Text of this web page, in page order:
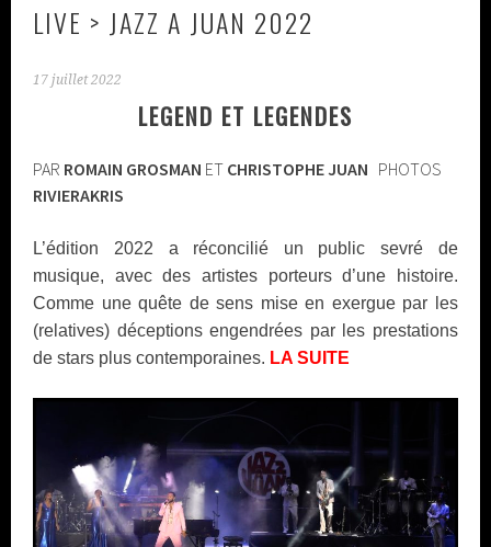
LIVE > JAZZ A JUAN 2022
17 juillet 2022
LEGEND ET LEGENDES
PAR ROMAIN GROSMAN ET CHRISTOPHE JUAN PHOTOS
RIVIERAKRIS
L’édition 2022 a réconcilié un public sevré de
musique, avec des artistes porteurs d’une histoire.
Comme une quête de sens mise en exergue par les
(relatives) déceptions engendrées par les prestations
de stars plus contemporaines. LA SUITE